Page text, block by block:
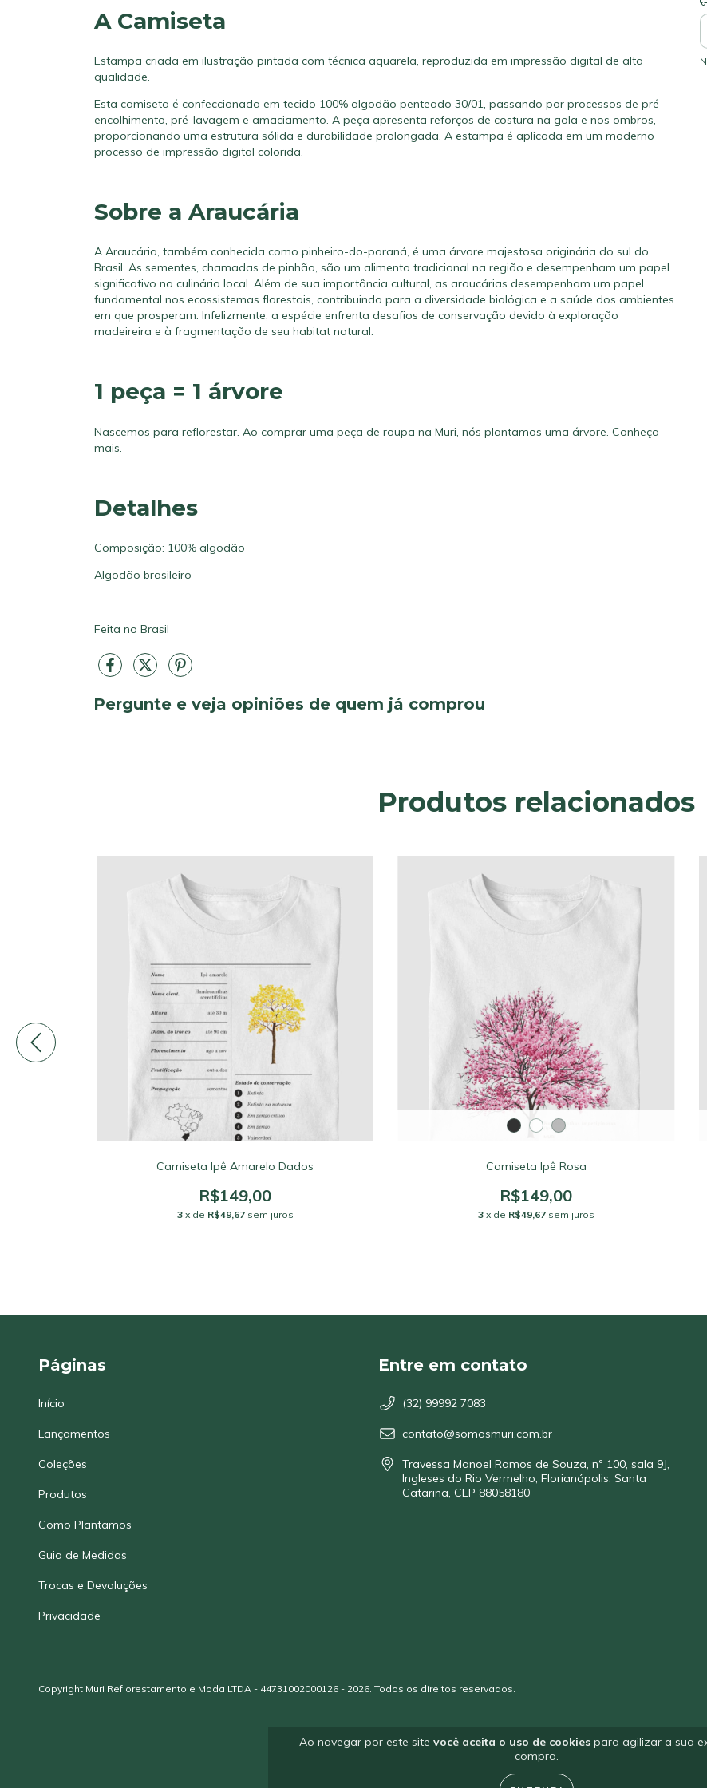
Ao navegar por este site você aceita o uso de cookiespara agilizar a sua
compra.
A Camiseta
Estampa criada em ilustração pintada com técnica aquarela, reproduzida em impressão digital de alta
qualidade.
Esta camiseta é confeccionada em tecido 100% algodão penteado 30/01, passando por processos de pré-
encolhimento, pré-lavagem e amaciamento. A peça apresenta reforços de costura na gola e nos ombros,
proporcionando uma estrutura sólida e durabilidade prolongada. A estampa é aplicada em um moderno
processo de impressão digital colorida.
Sobre a Araucária
A Araucária, também conhecida como pinheiro-do-paraná, é uma árvore majestosa originária do sul do
Brasil. As sementes, chamadas de pinhão, são um alimento tradicional na região e desempenham um papel
significativo na culinária local. Além de sua importância cultural, as araucárias desempenham um papel
fundamental nos ecossistemas florestais, contribuindo para a diversidade biológica e a saúde dos ambientes
em que prosperam. Infelizmente, a espécie enfrenta desafios de conservação devido à exploração
madeireira e à fragmentação de seu habitat natural.
1 peça = 1 árvore
Nascemos para reflorestar. Ao comprar uma peça de roupa na Muri, nós plantamos uma árvore. Conheça
mais.
Detalhes
Composição: 100% algodão
Algodão brasileiro
Feita no Brasil
Pergunte e veja opiniões de quem já comprou
Produtos relacionados
Camiseta Ipê Amarelo Dados
R$149,00
3 x de R$49,67 sem juros
Camiseta Ipê Rosa
R$149,00
3 x de R$49,67 sem juros
Páginas
Início
Lançamentos
Coleções
Produtos
Como Plantamos
Guia de Medidas
Trocas e Devoluções
Privacidade
Entre em contato
(32) 99992 7083
contato@somosmuri.com.br
Travessa Manoel Ramos de Souza, nº 100, sala 9J,
Ingleses do Rio Vermelho, Florianópolis, Santa
Catarina, CEP 88058180
Copyright Muri Reflorestamento e Moda LTDA - 44731002000126 - 2026. Todos os direitos reservados.